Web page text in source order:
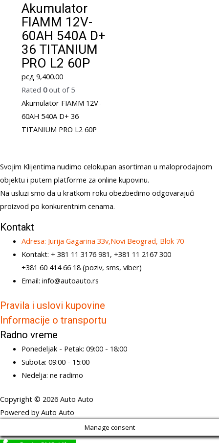
Akumulator
FIAMM 12V-
60AH 540A D+
36 TITANIUM
PRO L2 60P
рсд 9,400.00
Rated 0out of 5
Akumulator FIAMM 12V-
60AH 540A D+ 36
TITANIUM PRO L2 60P
Svojim Klijentima nudimo celokupan asortiman u maloprodajnom
objektu i putem platforme za online kupovinu.
Na usluzi smo da u kratkom roku obezbedimo odgovarajući
proizvod po konkurentnim cenama.
Kontakt
Adresa: Jurija Gagarina 33v,Novi Beograd, Blok 70
Kontakt: + 381 11 3176 981, +381 11 2167 300
+381 60 414 66 18 (poziv, sms, viber)
Email: info@autoauto.rs
Pravila i uslovi kupovine
Informacije o transportu
Radno vreme
Ponedeljak - Petak: 09:00 - 18:00
Subota: 09:00 - 15:00
Nedelja: ne radimo
Copyright © 2026 Auto Auto
Powered by Auto Auto
Manage consent